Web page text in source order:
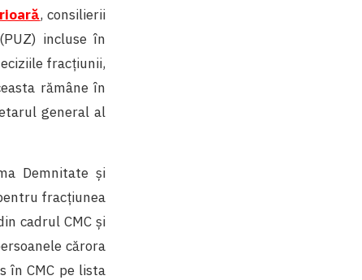
, consilierii
incluse în
fracțiunii,
rămâne în
general al
Demnitate și
fracțiunea
cadrul CMC și
cărora
în CMC pe lista